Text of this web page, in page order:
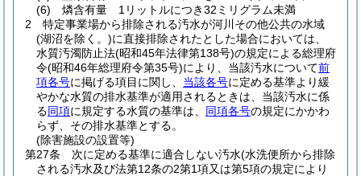
(6)
燐含有量 1リットルにつき32ミリグラム未満
2
特定事業場から排除される汚水が河川その他公共の水域
(湖沼を除く。)に直接排除されたとした場合においては、
水質汚濁防止法(昭和45年法律第138号)の規定による総理府
令(昭和46年総理府令第35号)により、当該汚水について前
項各号に掲げる項目に関し、 当該各号に定める基準より緩
やかな水質の排水基準が適用されるときは、当該汚水に係
る同項に規定する水質の基準は、 同項各号の規定にかかわ
らず、その排水基準とする。
(除害施設の設置等)
第27条
次に定める基準に適合しない汚水(水洗便所から排除
される汚水及び法第12条の2第1項又は第5項の規定により